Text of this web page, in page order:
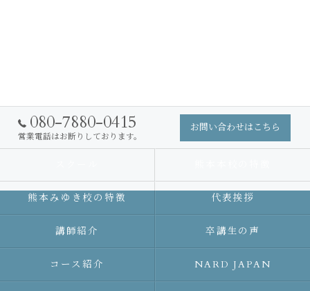
080-7880-0415
営業電話はお断りしております。
お問い合わせはこちら
熊本みゆき校の特徴 代表挨拶
講師紹介 卒講生の声
コース紹介 NARD JAPAN